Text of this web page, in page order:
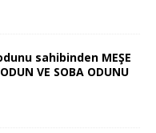
sahibinden MEŞE
VE SOBA ODUNU